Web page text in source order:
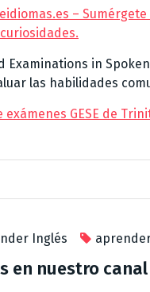
–
Examinations in
las habilidades
exámenes GESE de
Inglés
en nuestro canal